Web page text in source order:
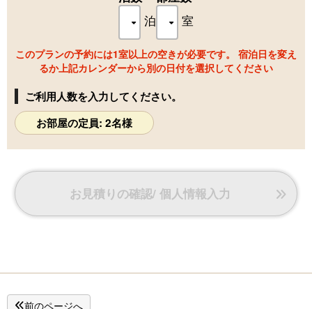
泊
室
このプランの予約には1室以上の空きが必要です。 宿泊日を変え
るか上記カレンダーから別の日付を選択してください
ご利用人数を入力してください。
お部屋の定員: 2名様
お見積りの確認/ 個人情報入力
前のページへ